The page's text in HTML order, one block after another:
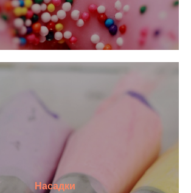
Насадки